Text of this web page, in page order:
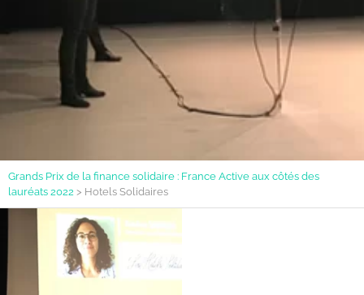
Grands Prix de la finance solidaire : France Active aux côtés des
lauréats 2022 > Hotels Solidaires